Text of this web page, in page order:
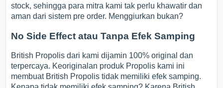
stock, sehingga para mitra kami tak perlu khawatir dan
aman dari sistem pre order. Menggiurkan bukan?
No Side Effect atau Tanpa Efek Samping
British Propolis dari kami dijamin 100% original dan
terpercaya. Keoriginalan produk Propolis kami ini
membuat British Propolis tidak memiliki efek samping.